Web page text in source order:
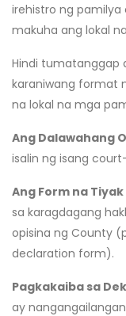
irehistro ng
makuha ang lokal
Hindi tumatanggap
karaniwang format
na lokal na mga
Ang Dalawahang
isalin ng isang
Ang Form na
sa karagdagang
opisina ng County
declaration form).
Pagkakaiba sa
ay